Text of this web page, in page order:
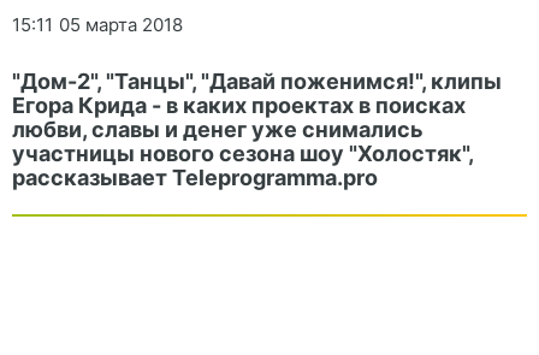
15:11 05 марта 2018
"Дом-2", "Танцы", "Давай поженимся!", клипы
Егора Крида - в каких проектах в поисках
любви, славы и денег уже снимались
участницы нового сезона шоу "Холостяк",
рассказывает Teleprogramma.pro